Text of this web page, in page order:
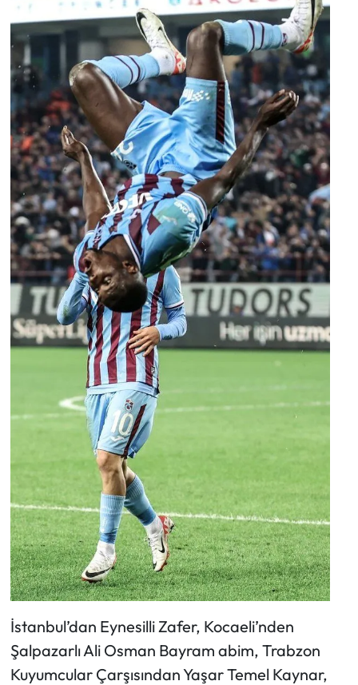
İstanbul’dan Eynesilli Zafer, Kocaeli’nden
Şalpazarlı Ali Osman Bayram abim, Trabzon
Kuyumcular Çarşısından Yaşar Temel Kaynar,